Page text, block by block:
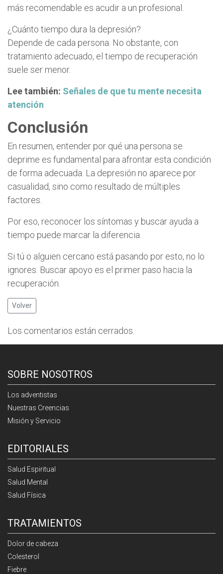
más recomendable es acudir a un profesional.
¿Cuánto tiempo dura la depresión?
Depende de cada persona. No obstante, con
tratamiento adecuado, el tiempo de recuperación
suele ser menor.
Lee también: Señales de que tu mente necesita
atención
Conclusión
En resumen, entender por qué una persona se
deprime es fundamental para afrontar esta condición
de forma adecuada. La depresión no aparece por
casualidad, sino como resultado de múltiples
factores.
Por eso, reconocer los síntomas y buscar ayuda a
tiempo puede marcar la diferencia.
Si tú o alguien cercano está pasando por esto, no lo
ignores. Buscar apoyo es el primer paso hacia la
recuperación.
Volver
Los comentarios están cerrados.
SOBRE NOSOTROS
Los adventistas
Nuestras Creencias
Misión y Servicio
EDITORIALES
Salud Espiritual
Salud Mental
Salud Física
TRATAMIENTOS
Dolor de cabeza
Colesterol
Fiebre